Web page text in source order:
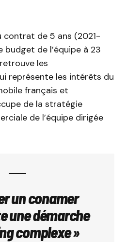
contrat de 5 ans (2021-
de l’équipe à 23
les
représente les intérêts du
français et
de la stratégie
de l’équipe dirigée
un conamer
une démarche
complexe »